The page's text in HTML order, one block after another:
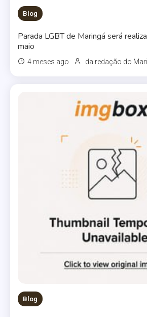
Blog
Parada LGBT de Maringá será
maio
4 meses ago da redação do
Blog